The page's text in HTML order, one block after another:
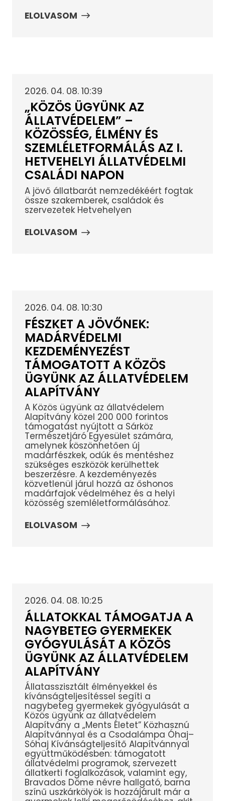
ELOLVASOM
2026. 04. 08. 10:39
„KÖZÖS ÜGYÜNK AZ
ÁLLATVÉDELEM” –
KÖZÖSSÉG, ÉLMÉNY ÉS
SZEMLÉLETFORMÁLÁS AZ I.
HETVEHELYI ÁLLATVÉDELMI
CSALÁDI NAPON
A jövő állatbarát nemzedékéért fogtak
össze szakemberek, családok és
szervezetek Hetvehelyen
ELOLVASOM
2026. 04. 08. 10:30
FÉSZKET A JÖVŐNEK:
MADÁRVÉDELMI
KEZDEMÉNYEZÉST
TÁMOGATOTT A KÖZÖS
ÜGYÜNK AZ ÁLLATVÉDELEM
ALAPÍTVÁNY
A Közös ügyünk az állatvédelem
Alapítvány közel 200 000 forintos
támogatást nyújtott a Sárköz
Természetjáró Egyesület számára,
amelynek köszönhetően új
madárfészkek, odúk és mentéshez
szükséges eszközök kerülhettek
beszerzésre. A kezdeményezés
közvetlenül járul hozzá az őshonos
madárfajok védelméhez és a helyi
közösség szemléletformálásához.
ELOLVASOM
2026. 04. 08. 10:25
ÁLLATOKKAL TÁMOGATJA A
NAGYBETEG GYERMEKEK
GYÓGYULÁSÁT A KÖZÖS
ÜGYÜNK AZ ÁLLATVÉDELEM
ALAPÍTVÁNY
Állatasszisztált élményekkel és
kívánságteljesítéssel segíti a
nagybeteg gyermekek gyógyulását a
Közös ügyünk az állatvédelem
Alapítvány a „Ments Életet” Közhasznú
Alapítvánnyal és a Csodalámpa Óhaj–
Sóhaj Kívánságteljesítő Alapítvánnyal
együttműködésben: támogatott
állatvédelmi programok, szervezett
állatkerti foglalkozások, valamint egy,
Bravados Döme névre hallgató, barna
színű uszkárkölyök is hozzájárult már a